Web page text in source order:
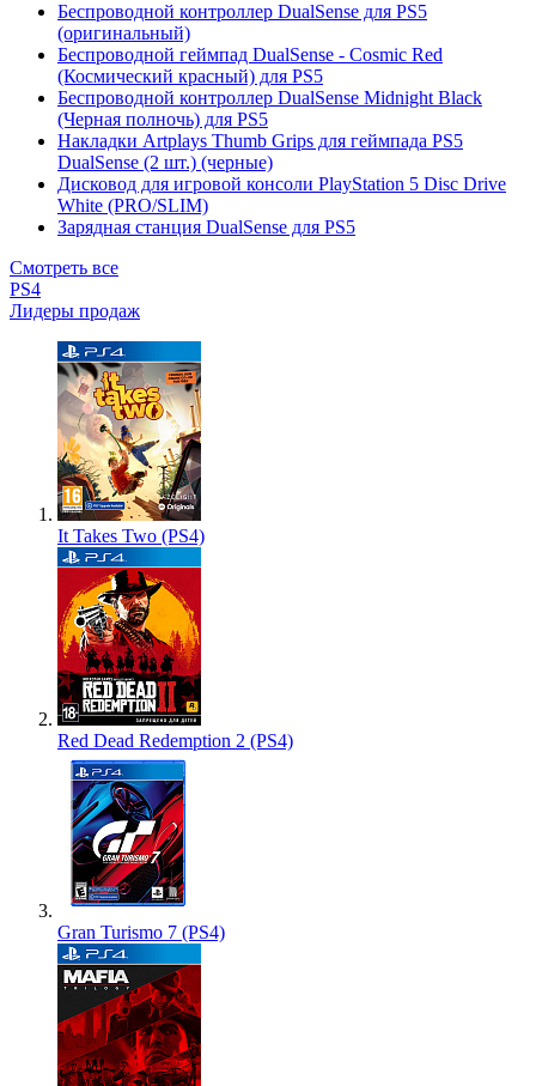
Беспроводной контроллер DualSense для PS5
(оригинальный)
Беспроводной геймпад DualSense - Cosmic Red
(Космический красный) для PS5
Беспроводной контроллер DualSense Midnight Black
(Черная полночь) для PS5
Накладки Artplays Thumb Grips для геймпада PS5
DualSense (2 шт.) (черные)
Дисковод для игровой консоли PlayStation 5 Disc Drive
White (PRO/SLIM)
Зарядная станция DualSense для PS5
Смотреть все
PS4
Лидеры продаж
It Takes Two (PS4)
Red Dead Redemption 2 (PS4)
Gran Turismo 7 (PS4)